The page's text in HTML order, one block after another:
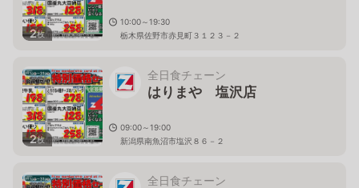
2枚
10:00～19:30
栃木県佐野市赤見町３１２３－２
2枚
全日食チェーン
はりまや 塩沢店
09:00～19:00
新潟県南魚沼市塩沢８６－２
全日食チェーン